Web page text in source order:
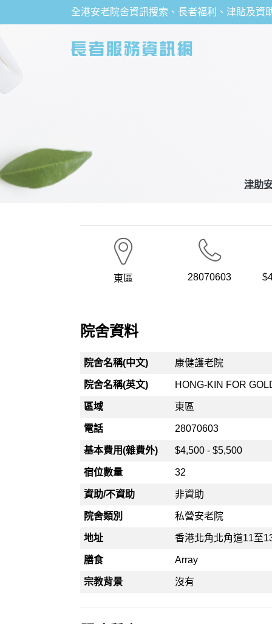
全港安老院舍資訊搜索、長者福利、津貼及資
津助
東區 28070603
院舍資料
院舍名稱(中文) 康健護老院
院舍名稱(英文) HONG-KIN FOR
區域 東區
電話 28070603
基本費用(雜費外) $4,500 - $5,500
宿位數量 32
資助/不資助 非資助
院舍類別 私營安老院
地址 香港北角北角道11至
膳食 Array
宗教背景 沒有